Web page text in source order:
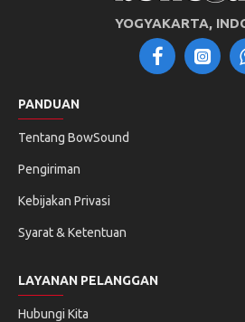
YOGYAKARTA,
PANDUAN
Tentang BowSound
Pengiriman
Kebijakan Privasi
Syarat & Ketentuan
LAYANAN PELANGGAN
Hubungi Kita